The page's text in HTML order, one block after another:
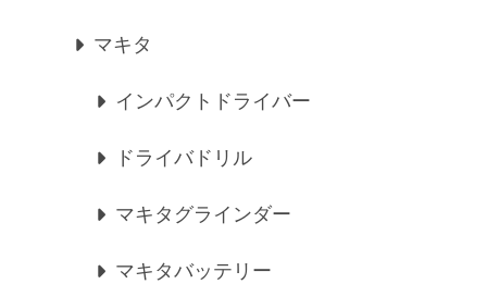
マキタ
インパクトドライバー
ドライバドリル
マキタグラインダー
マキタバッテリー